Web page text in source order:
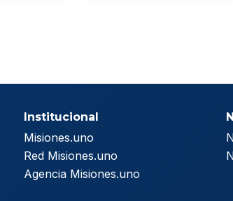
Institucional
Misiones.uno
Red Misiones.uno
Agencia Misiones.uno